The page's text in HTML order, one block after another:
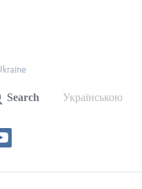
Search Українською